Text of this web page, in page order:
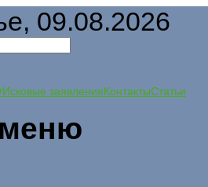
09.08.2026
Исковые заявленияКонтактыСтатьи